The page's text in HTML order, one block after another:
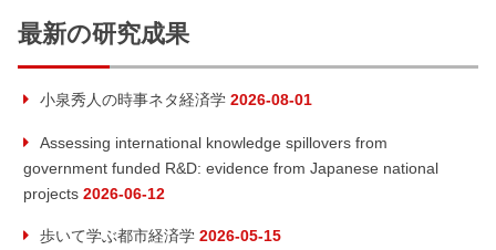
ビ
ゲ
ー
シ
ョ
事:
最新の研究成果
小泉秀人の時事ネタ経済学 2026-08-01
Assessing international knowledge spillovers from
government funded R&D: evidence from Japanese national
projects 2026-06-12
歩いて学ぶ都市経済学 2026-05-15